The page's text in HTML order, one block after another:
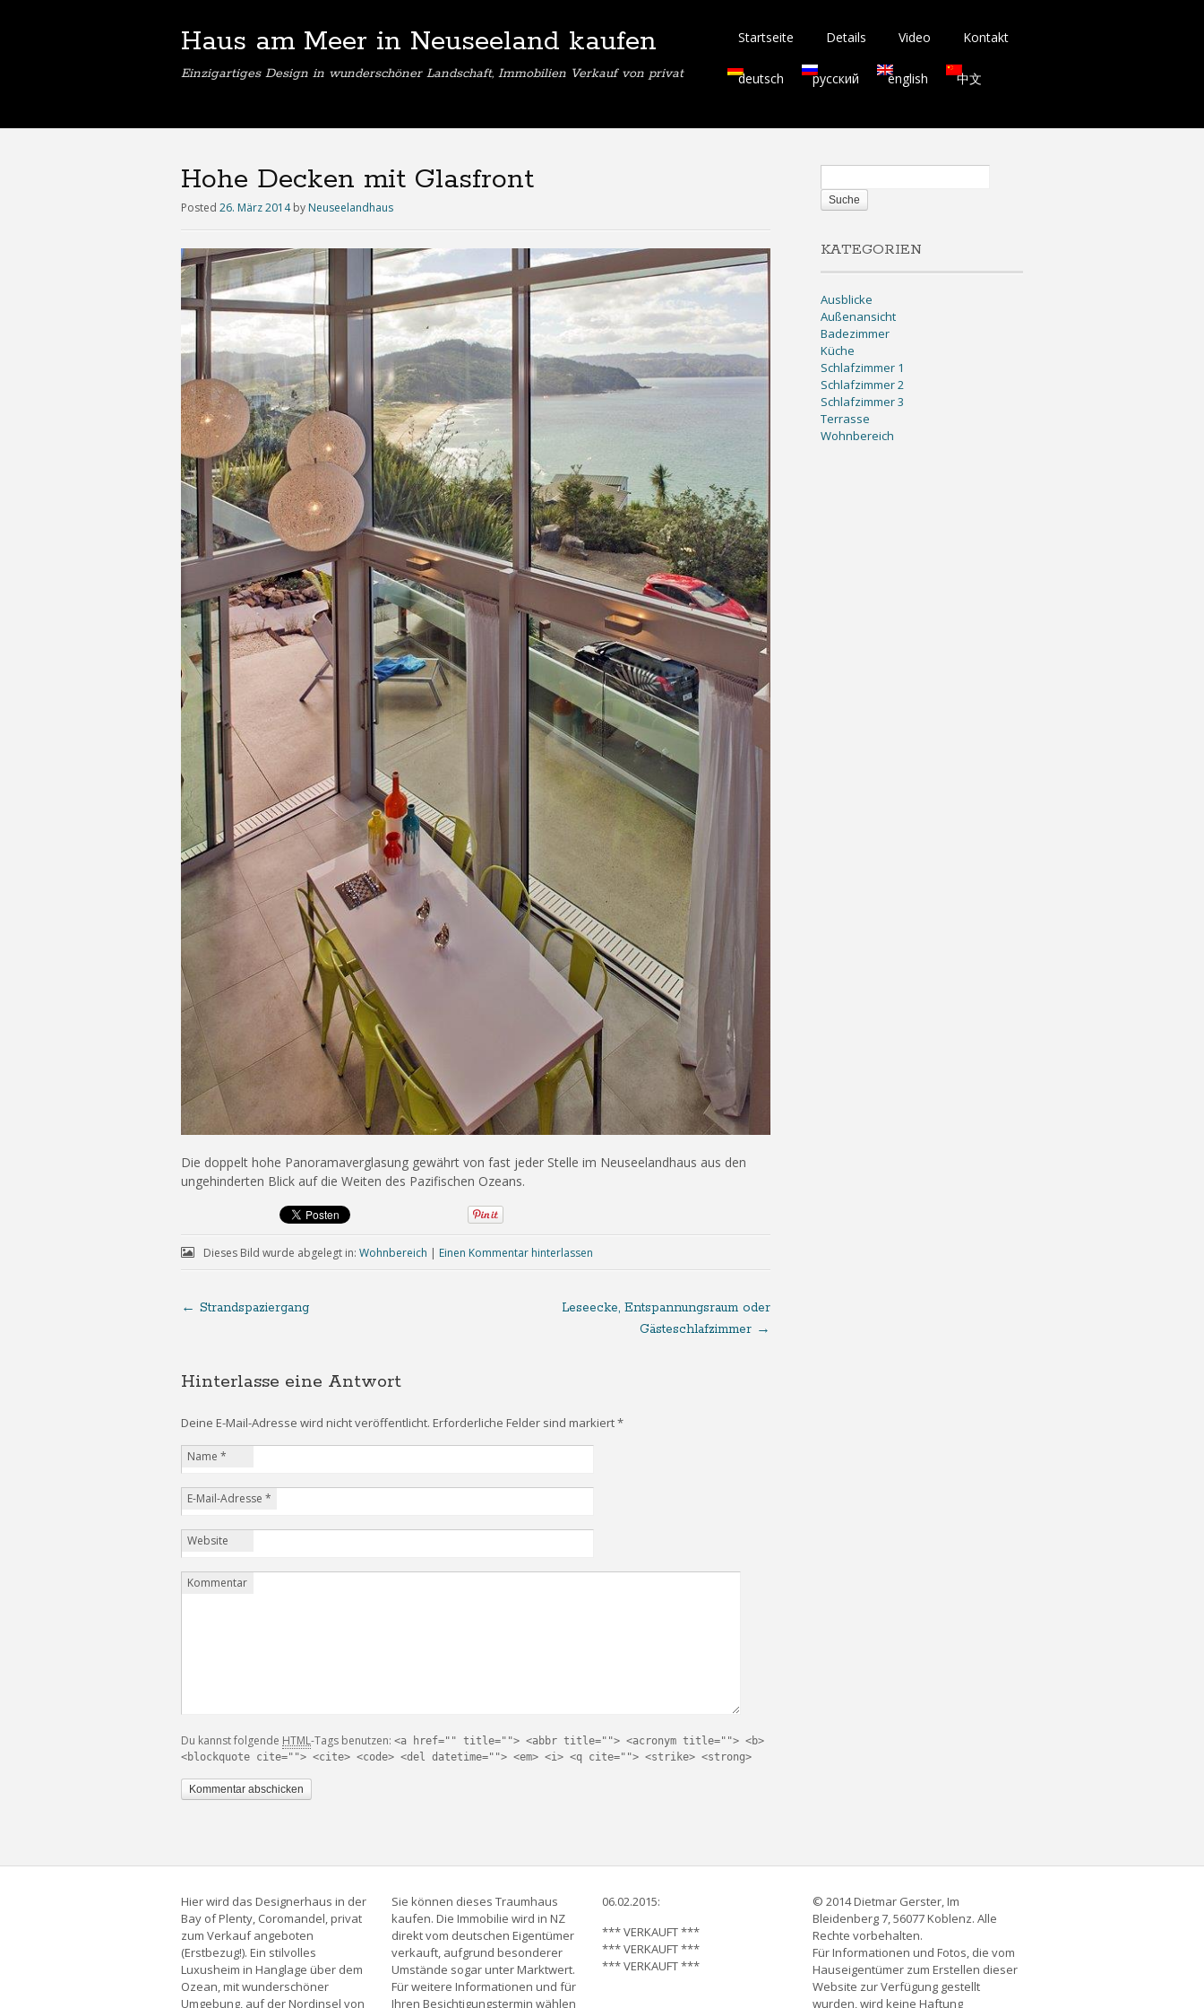
Haus am Meer in Neuseeland kaufen
Einzigartiges Design in wunderschöner Landschaft, Immobilien Verkauf von privat
Startseite Details Video Kontakt
deutsch русский english 中文
Hohe Decken mit Glasfront
Posted 26. März 2014 by Neuseelandhaus
Die doppelt hohe Panoramaverglasung gewährt von fast jeder Stelle im Neuseelandhaus aus den
ungehinderten Blick auf die Weiten des Pazifischen Ozeans.
Dieses Bild wurde abgelegt in: Wohnbereich Einen Kommentar hinterlassen
Leseecke, Entspannungsraum oder
Gästeschlafzimmer →
← Strandspaziergang
Hinterlasse eine Antwort
Deine E-Mail-Adresse wird nicht veröffentlicht. Erforderliche Felder sind markiert*
Name *
E-Mail-Adresse *
Website
Kommentar
Du kannst folgende HTML-Tags benutzen: <a href="" title=""> <abbr title=""> <acronym title=""> <b>
<blockquote cite=""> <cite> <code> <del datetime=""> <em> <i> <q cite=""> <strike> <strong>
KATEGORIEN
Ausblicke
Außenansicht
Badezimmer
Küche
Schlafzimmer 1
Schlafzimmer 2
Schlafzimmer 3
Terrasse
Wohnbereich
Hier wird das Designerhaus in der
Bay of Plenty, Coromandel, privat
zum Verkauf angeboten
(Erstbezug!). Ein stilvolles
Luxusheim in Hanglage über dem
Ozean, mit wunderschöner
Umgebung, auf der Nordinsel von
Sie können dieses Traumhaus
kaufen. Die Immobilie wird in NZ
direkt vom deutschen Eigentümer
verkauft, aufgrund besonderer
Umstände sogar unter Marktwert.
Für weitere Informationen und für
Ihren Besichtigungstermin wählen
06.02.2015:
*** VERKAUFT ***
*** VERKAUFT ***
*** VERKAUFT ***
© 2014 Dietmar Gerster, Im
Bleidenberg 7, 56077 Koblenz. Alle
Rechte vorbehalten.
Für Informationen und Fotos, die vom
Hauseigentümer zum Erstellen dieser
Website zur Verfügung gestellt
wurden, wird keine Haftung